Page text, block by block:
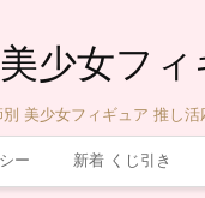
美少女フ
美少女フィギュア 推し
ー 新着 くじ引き